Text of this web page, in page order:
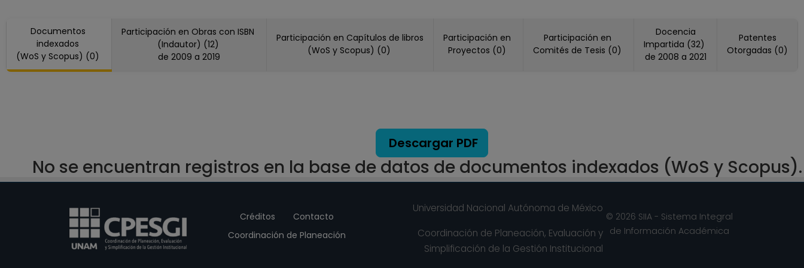
Desde 01-01-2008 (fecha inicial de registros en el SIIA) hasta 15-03-2017
PROFESOR ASIGNATURA B TP Definitivo
Facultad de Filosofia y Letras
Documentos
indexados
(WoS y Scopus) (0)
Participación en Obras con ISBN
(Indautor) (12)
de 2009 a 2019
Participación en Capítulos de libros
(WoS y Scopus) (0)
Participación en
Proyectos (0)
Participación en
Comités de Tesis (0)
Docencia
Impartida (32)
de 2008 a 2021
Patentes
Otorgadas (0)
Descargar PDF
No se encuentran registros en la base de datos de documentos indexados (WoS y Scopus).
Créditos
Contacto
Coordinación de Planeación
Universidad Nacional Autónoma de México
Coordinación de Planeación, Evaluación y
Simplificación de la Gestión Institucional
© 2026 SIIA - Sistema Integral
de Información Académica